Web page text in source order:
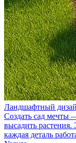
Ландшафтный
Создать сад мечты
высадить
каждая деталь